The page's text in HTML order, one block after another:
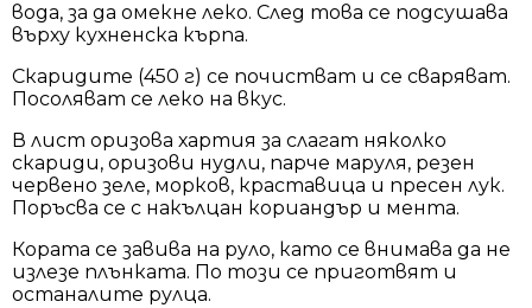
вода, за да омекне леко. След това се подсушава
върху кухненска кърпа.
Скаридите (450 г) се почистват и се сваряват.
Посоляват се леко на вкус.
В лист оризова хартия за слагат няколко
скариди, оризови нудли, парче маруля, резен
червено зеле, морков, краставица и пресен лук.
Поръсва се с накълцан кориандър и мента.
Кората се завива на руло, като се внимава да не
излезе плънката. По този се приготвят и
останалите рулца.